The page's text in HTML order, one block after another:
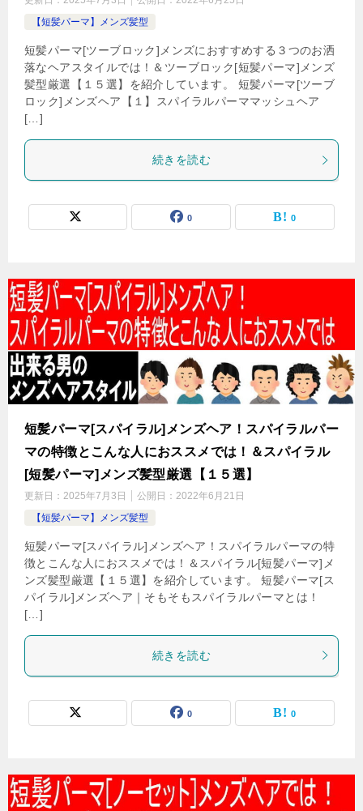
【短髪パーマ】メンズ髪型
短髪パーマ[ツーブロック]メンズにおすすめする３つのお洒
落なヘアスタイルでは！＆ツーブロック[短髪パーマ]メンズ
髪型厳選【１５選】を紹介しています。 短髪パーマ[ツーブ
ロック]メンズヘア【１】スパイラルパーママッシュヘア
[…]
続きを読む
0 0
短髪パーマ[スパイラル]メンズヘア！スパイラルパー
マの特徴とこんな人におススメでは！＆スパイラル
[短髪パーマ]メンズ髪型厳選【１５選】
更新日： 2025年7月3日 公開日： 2022年6月21日
【短髪パーマ】メンズ髪型
短髪パーマ[スパイラル]メンズヘア！スパイラルパーマの特
徴とこんな人におススメでは！＆スパイラル[短髪パーマ]メ
ンズ髪型厳選【１５選】を紹介しています。 短髪パーマ[ス
パイラル]メンズヘア｜そもそもスパイラルパーマとは！
[…]
続きを読む
0 0